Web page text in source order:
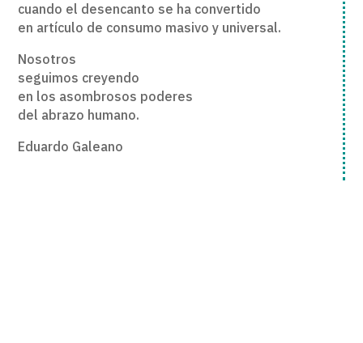
cuando el desencanto se ha convertido
en artículo de consumo masivo y universal.
Nosotros
seguimos creyendo
en los asombrosos poderes
del abrazo humano.
Eduardo Galeano